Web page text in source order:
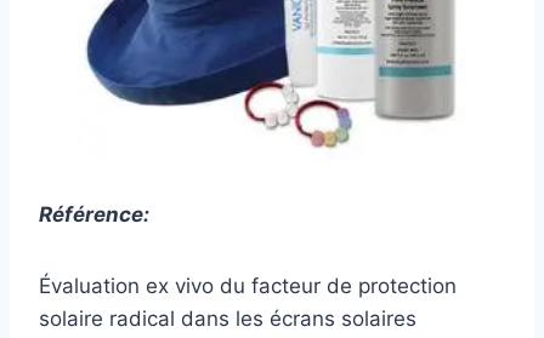
Référence:
Évaluation ex vivo du facteur de protection
solaire radical dans les écrans solaires